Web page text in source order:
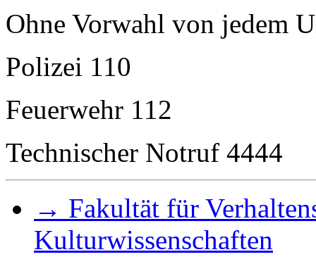
Ohne Vorwahl von jedem
Polizei 110
Feuerwehr 112
Technischer Notruf 4444
→ Fakultät für
Kulturwissenschaften